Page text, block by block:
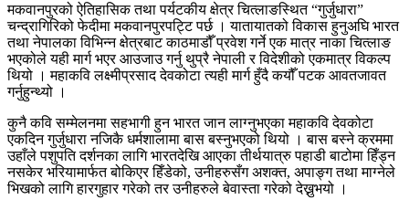
मकवानपुरको ऐतिहासिक तथा पर्यटकीय क्षेत्र चित्लाङस्थित “गुर्जुधारा”
चन्द्रागिरिको फेदीमा मकवानपुरपट्टि पर्छ । यातायातको विकास हुनुअघि भारत
तथा नेपालका विभिन्न क्षेत्रबाट काठमाडौँ प्रवेश गर्ने एक मात्र नाका चित्लाङ
भएकोले यही मार्ग भएर आउजाउ गर्नु थुप्रै नेपाली र विदेशीको एकमात्र विकल्प
थियो । महाकवि लक्ष्मीप्रसाद देवकोटा त्यही मार्ग हुँदै कयौँ पटक आवतजावत
गर्नुहुन्थ्यो ।
कुनै कवि सम्मेलनमा सहभागी हुन भारत जान लाग्नुभएका महाकवि देवकोटा
एकदिन गुर्जुधारा नजिकै धर्मशालामा बास बस्नुभएको थियो । बास बस्ने क्रममा
उहाँले पशुपति दर्शनका लागि भारतदेखि आएका तीर्थयात्रु पहाडी बाटोमा हिँड्न
नसकेर भरियामार्फत बोकिएर हिँडेको, उनीहरुसँग अशक्त, अपाङ्ग तथा माग्नेले
भिखको लागि हारगुहार गरेको तर उनीहरुले बेवास्ता गरेको देख्नुभयो ।